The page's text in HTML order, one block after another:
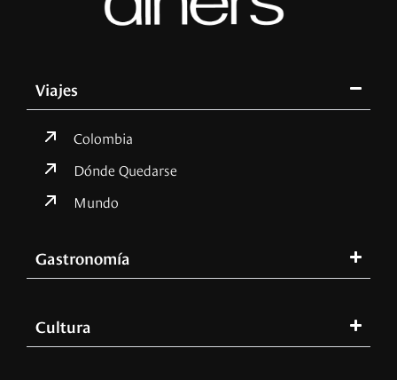
Viajes
Colombia
Dónde Quedarse
Mundo
Gastronomía
Cultura